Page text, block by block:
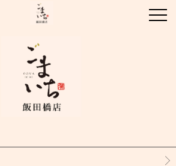
お知らせ
お品書き
ブランドトップ